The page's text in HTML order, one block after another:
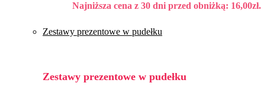
Najniższa cena z 30 dni przed obniżką: 16,00zł.
Zestawy prezentowe w pudełku
Zestawy prezentowe w pudełku